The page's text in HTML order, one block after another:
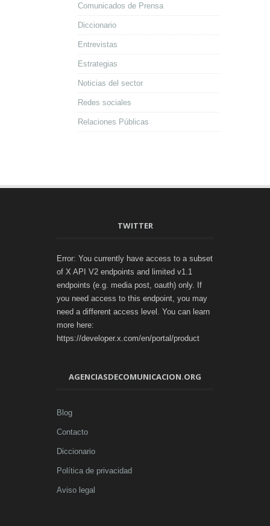
Comunicados de Prensa
Diccionario
Entrevistas
Estrategias
Noticias del sector
Redes sociales
Relaciones Públicas
TWITTER
Error: You currently have access to a subset
of X API V2 endpoints and limited v1.1
endpoints (e.g. media post, oauth) only. If
you need access to this endpoint, you may
need a different access level. You can learn
more here:
https://developer.x.com/en/portal/product
AGENCIASDECOMUNICACION.ORG
Blog
Contacto
Diccionario
Política de privacidad
Aviso legal